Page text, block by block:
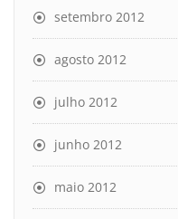
setembro 2012
agosto 2012
julho 2012
junho 2012
maio 2012